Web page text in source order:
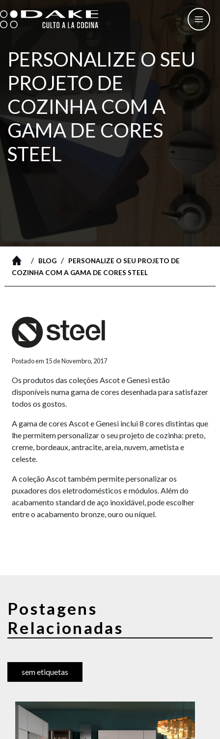
to
content
PERSONALIZE O SEU
PROJETO DE
COZINHA COM A
GAMA DE CORES
STEEL
/ BLOG/
PERSONALIZE O SEU PROJETO DE
COZINHA COM A GAMA DE CORES STEEL
Postado em 15 de Novembro, 2017
Os produtos das coleções Ascot e Genesi estão
disponíveis numa gama de cores desenhada para satisfazer
todos os gostos.
A gama de cores Ascot e Genesi inclui 8 cores distintas que
lhe permitem personalizar o seu projeto de cozinha: preto,
creme, bordeaux, antracite, areia, nuvem, ametista e
celeste.
A coleção Ascot também permite personalizar os
puxadores dos eletrodomésticos e módulos. Além do
acabamento standard de aço inoxidável, pode escolher
entre o acabamento bronze, ouro ou níquel.
Postagens
Relacionadas
sem etiquetas